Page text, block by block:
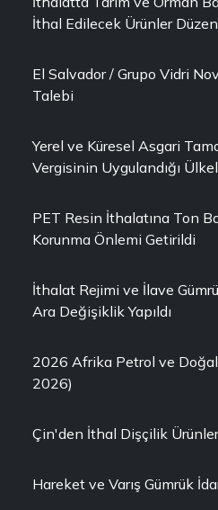
İthal Edilecek Ürünler
El Salvador / Grupo Vidri
Talebi
Yerel ve Küresel Asgari
Vergisinin Uygulandığı
PET Resin İthalatına Ton
Korunma Önlemi Getirildi
İthalat Rejimi ve İlave
Ara Değişiklik Yapıldı
2026 Afrika Petrol ve
2026)
Çin'den İthal Dişçilik
Hareket ve Varış Gümrük